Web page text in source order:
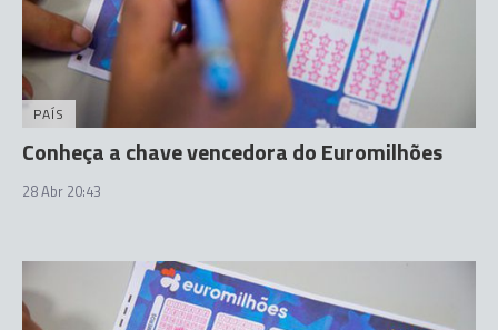
PAÍS
Conheça a chave vencedora do Euromilhões
28 Abr 20:43